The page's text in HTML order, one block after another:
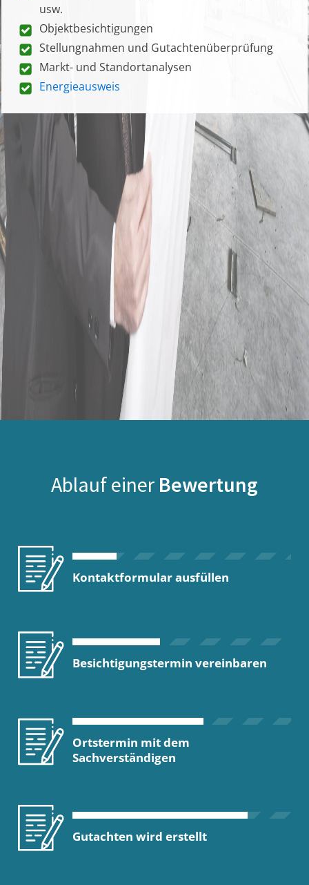
usw.
Objektbesichtigungen
Stellungnahmen und Gutachtenüberprüfung
Markt- und Standortanalysen
Energieausweis
Ablauf einer Bewertung
Kontaktformular ausfüllen
Besichtigungstermin vereinbaren
Ortstermin mit dem
Sachverständigen
Gutachten wird erstellt